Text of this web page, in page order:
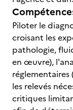
Piloter le
croisant les
pathologie,
en œuvre),
réglementaires
les relevés
critiques